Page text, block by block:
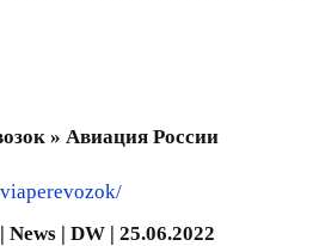
» Авиация России
| DW | 25.06.2022